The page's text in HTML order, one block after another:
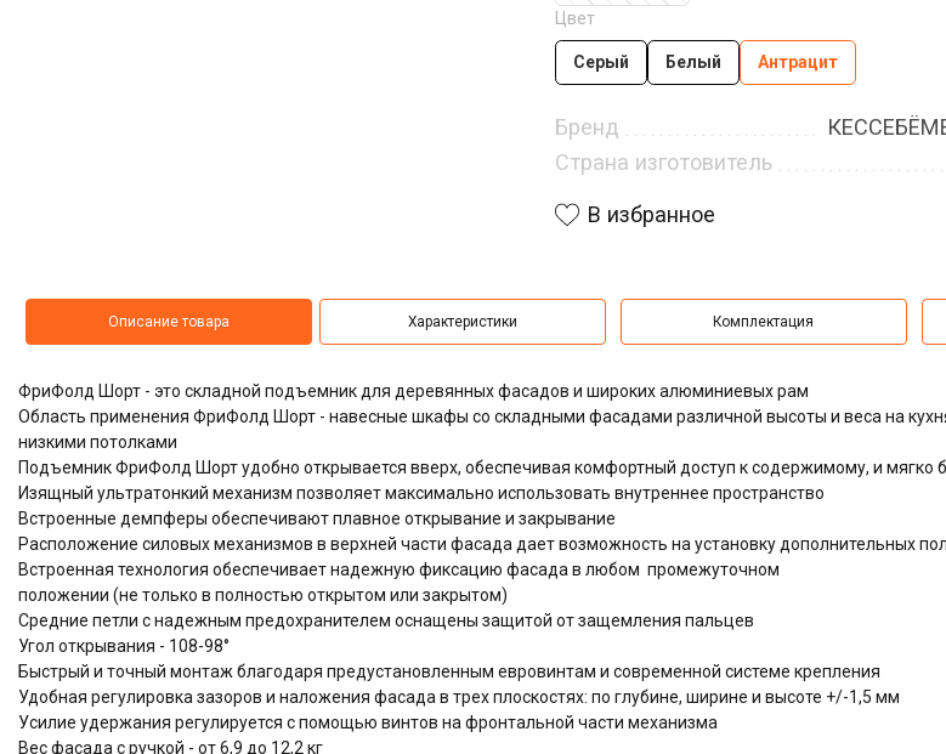
Цвет
Серый Белый Антрацит
Бренд
Страна изготовитель
В избранное
Описание товара Характеристики Комплектация
ФриФолд Шорт - это складной подъемник для деревянных фасадов и широких алюминиевых рам
Область применения ФриФолд Шорт - навесные шкафы со складными фасадами различной высоты и веса на
низкими потолками
Подъемник ФриФолд Шорт удобно открывается вверх, обеспечивая комфортный доступ к содержимому, и мягко
Изящный ультратонкий механизм позволяет максимально использовать внутреннее пространство
Встроенные демпферы обеспечивают плавное открывание и закрывание
Расположение силовых механизмов в верхней части фасада дает возможность на установку дополнительных
Встроенная технология обеспечивает надежную фиксацию фасада в любом промежуточном
положении (не только в полностью открытом или закрытом)
Средние петли с надежным предохранителем оснащены защитой от защемления пальцев
Угол открывания - 108-98°
Быстрый и точный монтаж благодаря предустановленным евровинтам и современной системе крепления
Удобная регулировка зазоров и наложения фасада в трех плоскостях: по глубине, ширине и высоте +/-1,5 мм
Усилие удержания регулируется с помощью винтов на фронтальной части механизма
Вес фасада с ручкой - от 6,9 до 12,2 кг